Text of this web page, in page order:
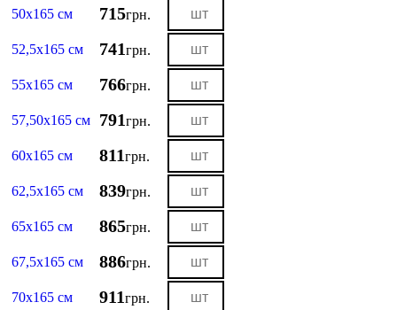
50х165 см 715грн.
52,5х165 см 741грн.
55х165 см 766грн.
57,50х165 см 791грн.
60х165 см 811грн.
62,5х165 см 839грн.
65х165 см 865грн.
67,5х165 см 886грн.
70х165 см 911грн.